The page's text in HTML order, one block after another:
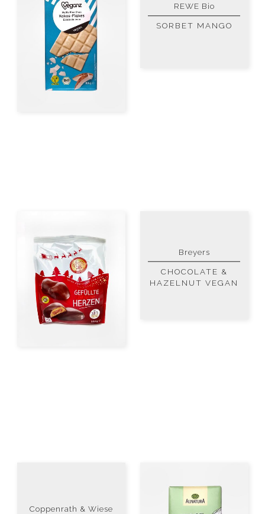
REWE Bio
SORBET MANGO
Breyers
CHOCOLATE &
HAZELNUT VEGAN
Coppenrath & Wiese